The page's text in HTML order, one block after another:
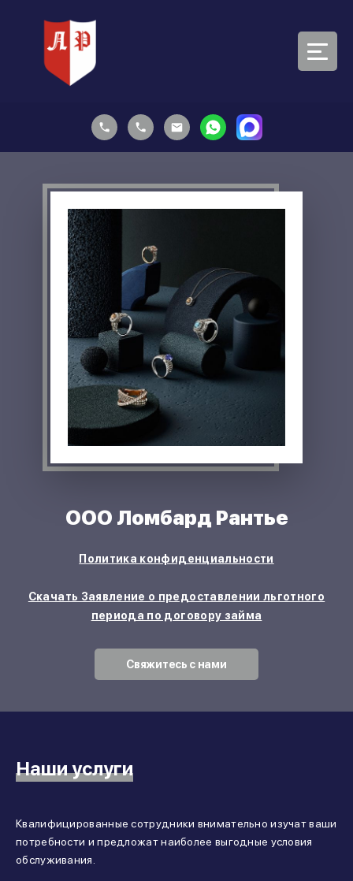
ООО Ломбард Рантье
Политика конфиденциальности
Скачать Заявление о предоставлении льготного
периода по договору займа
Свяжитесь с нами
Наши услуги
Квалифицированные сотрудники внимательно изучат ваши
потребности и предложат наиболее выгодные условия
обслуживания.